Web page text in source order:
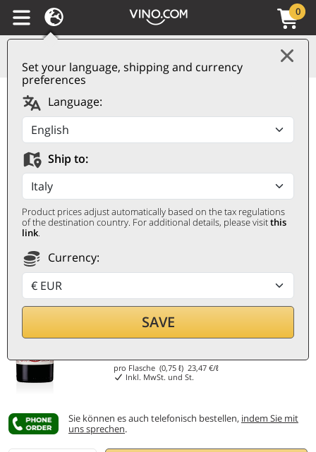
Set your language, shipping and currency
preferences
Language:
Ship to:
Product prices adjust automatically based on the tax regulations
of the destination country. For additional details, please visitthis
link.
Currency:
SAVE
0
Vermouth di Torino IGP
Rubino Riserva
Speciale Martini
MARTINI
0,75 ℓ
17,60€
pro Flasche (0,75 ℓ)23,47 €/ℓ
Inkl. MwSt. und St.
Sie können es auch telefonisch bestellen, indem Sie mit
uns sprechen.